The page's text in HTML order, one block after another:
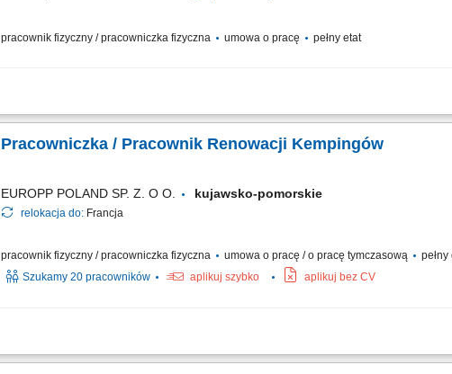
pracownik fizyczny / pracowniczka fizyczna umowa o pracę pełny etat
Dołączając do zespołu będziesz odpowiedzialny za: wykonywanie przeglądów maszyn i
Pracowniczka / Pracownik Renowacji Kempingów
EUROPP POLAND SP. Z. O O. kujawsko-pomorskie
relokacja do: Francja
pracownik fizyczny / pracowniczka fizyczna umowa o pracę / o pracę tymczasową pełny
Szukamy 20 pracowników
aplikuj szybko aplikuj bez CV
Odświeżanie i renowacja domków kempingowych na podstawie listy zadań; Malowanie